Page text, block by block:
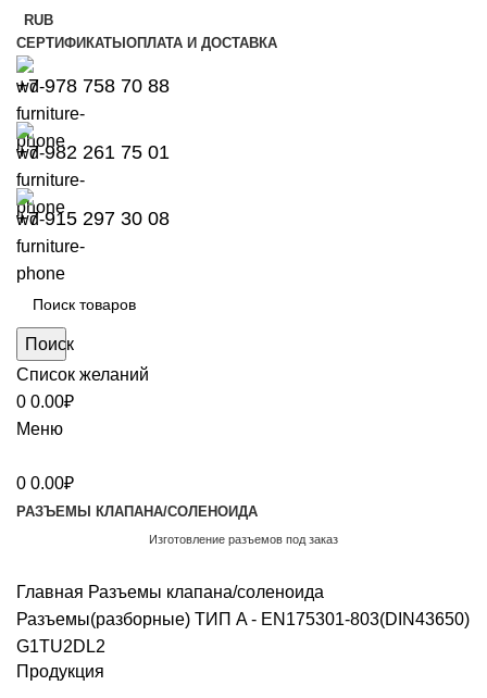
RUB
СЕРТИФИКАТЫОПЛАТА И ДОСТАВКА
+7 978 758 70 88
+7 982 261 75 01
+7 915 297 30 08
Поиск
Список желаний
0 0.00₽
Меню
0 0.00₽
РАЗЪЕМЫ КЛАПАНА/СОЛЕНОИДА
Изготовление разъемов под заказ
Главная Разъемы клапана/соленоида
Разъемы(разборные) ТИП A - EN175301-803(DIN43650)
G1TU2DL2
Продукция